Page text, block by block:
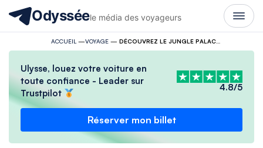
Odysséele média des voyageurs
ACCUEIL —VOYAGE— DÉCOUVREZ LE JUNGLE PALACE : LE NOUVEAU RESTAURANT IMMERSIF D’EPHEMERA À PARIS !
Ulysse, louez votre voiture en
toute confiance - Leader sur
Trustpilot
4.8/5
Réserver mon billet